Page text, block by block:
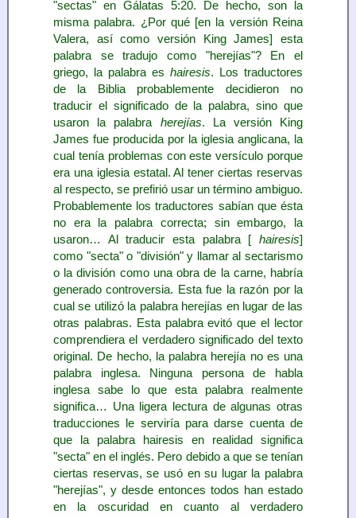
"sectas" en Gálatas 5:20. De hecho, son la
misma palabra. ¿Por qué [en la versión Reina
Valera, así como versión King James] esta
palabra se tradujo como "herejías"? En el
griego, la palabra es hairesis. Los traductores
de la Biblia probablemente decidieron no
traducir el significado de la palabra, sino que
usaron la palabra herejías. La versión King
James fue producida por la iglesia anglicana, la
cual tenía problemas con este versículo porque
era una iglesia estatal. Al tener ciertas reservas
al respecto, se prefirió usar un término ambiguo.
Probablemente los traductores sabían que ésta
no era la palabra correcta; sin embargo, la
usaron… Al traducir esta palabra [ hairesis]
como "secta" o "división" y llamar al sectarismo
o la división como una obra de la carne, habría
generado controversia. Esta fue la razón por la
cual se utilizó la palabra herejías en lugar de las
otras palabras. Esta palabra evitó que el lector
comprendiera el verdadero significado del texto
original. De hecho, la palabra herejía no es una
palabra inglesa. Ninguna persona de habla
inglesa sabe lo que esta palabra realmente
significa… Una ligera lectura de algunas otras
traducciones le serviría para darse cuenta de
que la palabra hairesis en realidad significa
"secta" en el inglés. Pero debido a que se tenían
ciertas reservas, se usó en su lugar la palabra
"herejías", y desde entonces todos han estado
en la oscuridad en cuanto al verdadero